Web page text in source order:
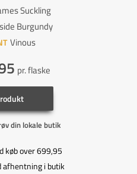
Suckling
Burgundy
Vinous
pr. flaske
din lokale butik
køb over 699,95
afhentning i butik